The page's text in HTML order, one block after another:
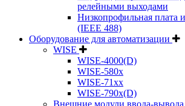
релейными выходами
Низкопрофильная плата
(IEEE 488)
Оборудование для автоматизации
WISE
WISE-4000(D)
WISE-580x
WISE-71xx
WISE-790x(D)
Внешние модули ввода-вывода